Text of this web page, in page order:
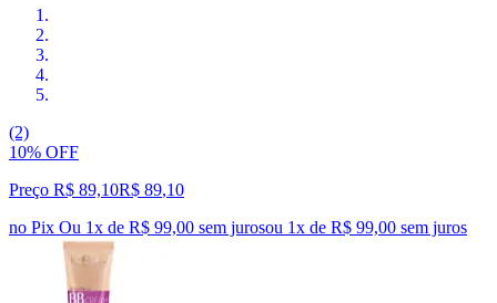
(2)
10% OFF
Preço R$ 89,10R$ 89,10
no Pix Ou 1x de R$ 99,00 sem jurosou 1x de R$ 99,00 sem juros